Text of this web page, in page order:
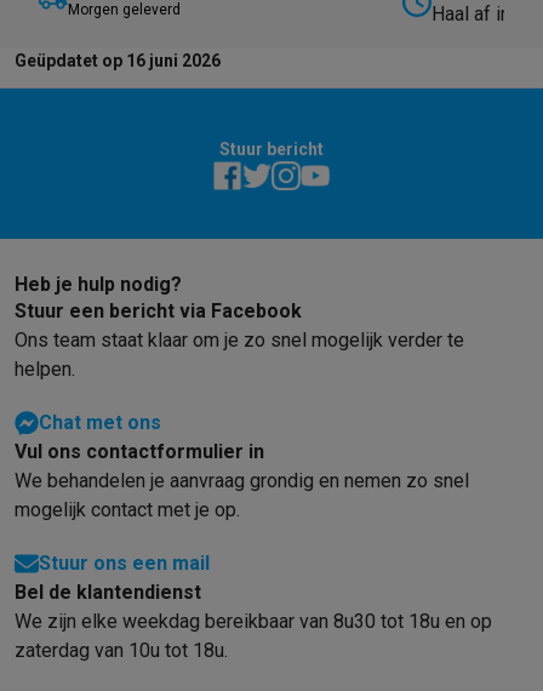
M orgen geleverd Haal af in
Geüpdatet op 16 juni 2026
Stuur bericht
Heb je hulp nodig?
Stuur een bericht via Facebook
Ons team staat klaar om je zo snel mogelijk verder te
helpen.
Chat met ons
Vul ons contactformulier in
We behandelen je aanvraag grondig en nemen zo snel
mogelijk contact met je op.
Stuur ons een mail
Bel de klantendienst
We zijn elke weekdag bereikbaar van 8u30 tot 18u en op
zaterdag van 10u tot 18u.